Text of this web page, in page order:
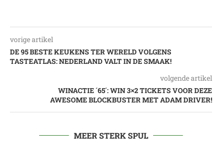
vorige artikel
DE 95 BESTE KEUKENS TER WERELD VOLGENS
TASTEATLAS: NEDERLAND VALT IN DE SMAAK!
volgende artikel
WINACTIE ´65´: WIN 3×2 TICKETS VOOR DEZE
AWESOME BLOCKBUSTER MET ADAM DRIVER!
MEER STERK SPUL